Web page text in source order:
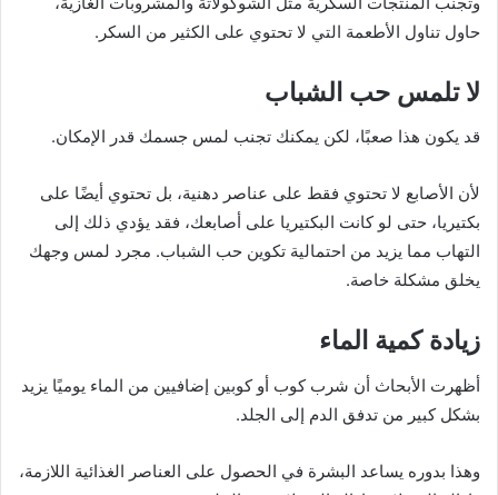
حاول تناول الأطعمة التي لا تحتوي على الكثير من السكر.
لا تلمس حب الشباب
قد يكون هذا صعبًا، لكن يمكنك تجنب لمس جسمك قدر الإمكان.
لأن الأصابع لا تحتوي فقط على عناصر دهنية، بل تحتوي أيضًا على
بكتيريا، حتى لو كانت البكتيريا على أصابعك، فقد يؤدي ذلك إلى
التهاب مما يزيد من احتمالية تكوين حب الشباب. مجرد لمس وجهك
يخلق مشكلة خاصة.
زيادة كمية الماء
أظهرت الأبحاث أن شرب كوب أو كوبين إضافيين من الماء يوميًا يزيد
بشكل كبير من تدفق الدم إلى الجلد.
وهذا بدوره يساعد البشرة في الحصول على العناصر الغذائية اللازمة،